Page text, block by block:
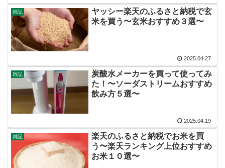
雑記
ヤッシー楽天のふるさと納税で玄
米を買う〜玄米おすすめ３選〜
2025.04.27
雑記
炭酸水メーカーを買って使ってみ
た！〜ソーダストリームおすすめ
飲み方５選〜
2025.04.19
雑記
楽天のふるさと納税でお米を買
う〜楽天ランキング上位おすすめ
お米１０選〜